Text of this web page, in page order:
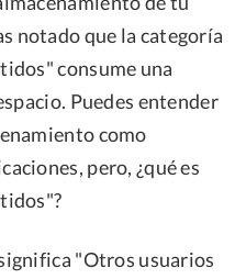
notado que la categoría
consume una
Puedes entender
como
pero, ¿qué es
"Otros usuarios